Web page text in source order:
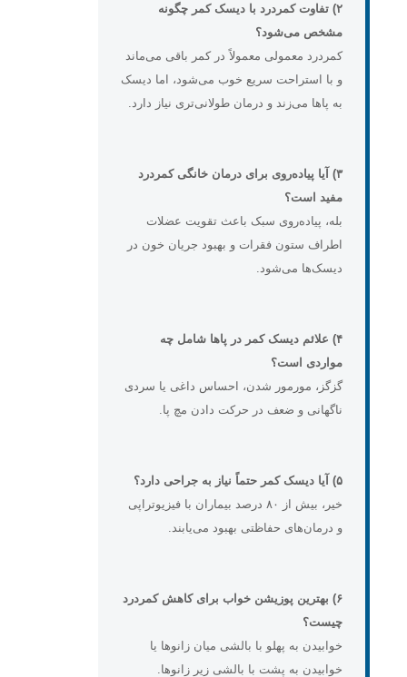
۲) تفاوت کمردرد با دیسک کمر چگونه
مشخص می‌شود؟
کمردرد معمولی معمولاً در کمر باقی می‌ماند
و با استراحت سریع خوب می‌شود، اما دیسک
به پاها می‌زند و درمان طولانی‌تری نیاز دارد.
۳) آیا پیاده‌روی برای درمان خانگی کمردرد
مفید است؟
بله، پیاده‌روی سبک باعث تقویت عضلات
اطراف ستون فقرات و بهبود جریان خون در
دیسک‌ها می‌شود.
۴) علائم دیسک کمر در پاها شامل چه
مواردی است؟
گزگز، مورمور شدن، احساس داغی یا سردی
ناگهانی و ضعف در حرکت دادن مچ پا.
۵) آیا دیسک کمر حتماً نیاز به جراحی دارد؟
خیر، بیش از ۸۰ درصد بیماران با فیزیوتراپی
و درمان‌های حفاظتی بهبود می‌یابند.
۶) بهترین پوزیشن خواب برای کاهش کمردرد
چیست؟
خوابیدن به پهلو با بالشی میان زانوها یا
خوابیدن به پشت با بالشی زیر زانوها.